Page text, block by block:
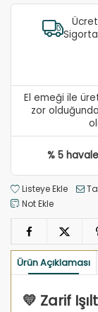
El emeği ile
zor
% 5
Listeye Ekle
Not Ekle
Ürün Açıklaması
💛 Zarif